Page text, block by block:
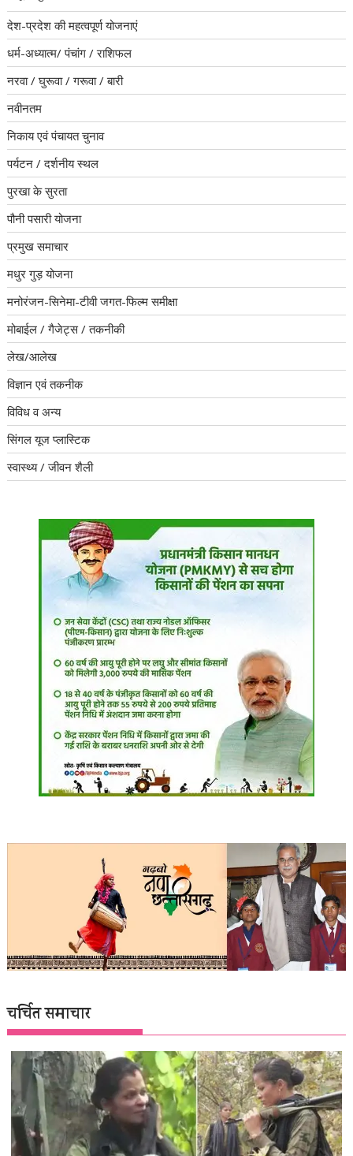
देश-प्रदेश की महत्वपूर्ण योजनाएं
धर्म-अध्यात्म/ पंचांग / राशिफल
नरवा / घुरूवा / गरूवा / बारी
नवीनतम
निकाय एवं पंचायत चुनाव
पर्यटन / दर्शनीय स्थल
पुरखा के सुरता
पौनी पसारी योजना
प्रमुख समाचार
मधुर गुड़ योजना
मनोरंजन-सिनेमा-टीवी जगत-फिल्म समीक्षा
मोबाईल / गैजेट्स / तकनीकी
लेख/आलेख
विज्ञान एवं तकनीक
विविध व अन्य
सिंगल यूज प्लास्टिक
स्वास्थ्य / जीवन शैली
चर्चित समाचार